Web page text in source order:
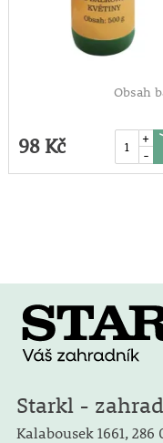
Obsah
98 Kč
+
-
Starkl -
Kalabousek 1661, 286